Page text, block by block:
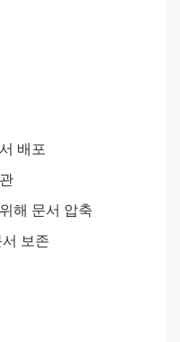
배포
해 문서 압축
보존